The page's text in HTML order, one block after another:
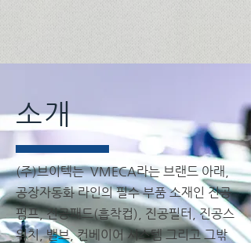
소개
(주)브이텍는VMECA라는 브랜드 아래,
공장자동화 라인의 필수 부품 소재인 진공
펌프, 진공패드(흡착컵), 진공필터, 진공스
위치, 밸브, 컨베이어 시스템 그리고 그밖